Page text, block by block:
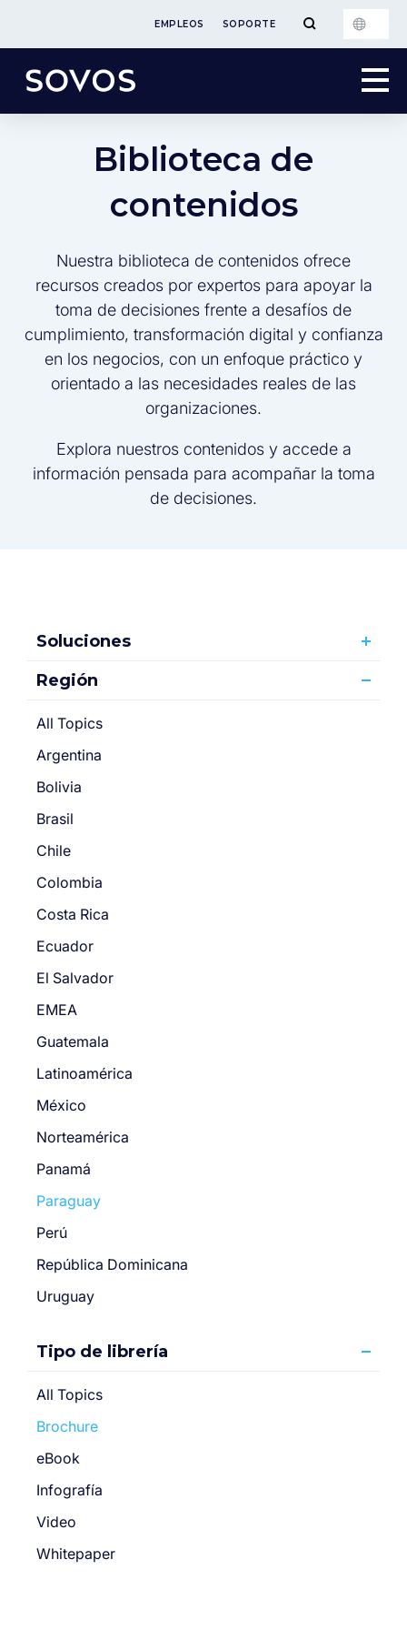
EMPLEOS SOPORTE
Biblioteca de
contenidos
Nuestra biblioteca de contenidos ofrece
recursos creados por expertos para apoyar la
toma de decisiones frente a desafíos de
cumplimiento, transformación digital y confianza
en los negocios, con un enfoque práctico y
orientado a las necesidades reales de las
organizaciones.
Explora nuestros contenidos y accede a
información pensada para acompañar la toma
de decisiones.
Soluciones
Región
All Topics
Argentina
Bolivia
Brasil
Chile
Colombia
Costa Rica
Ecuador
El Salvador
EMEA
Guatemala
Latinoamérica
México
Norteamérica
Panamá
Paraguay
Perú
República Dominicana
Uruguay
Tipo de librería
All Topics
Brochure
eBook
Infografía
Video
Whitepaper